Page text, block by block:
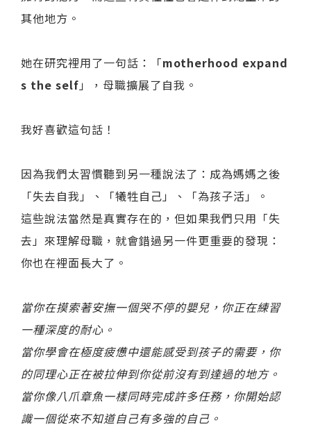
其他地方。
她在研究裡用了一句話：「motherhood expand
s the self 」，母職擴展了自我。
我好喜歡這句話！
因為我們太習慣聽到另一種說法了：成為媽媽之後
「失去自我」、「犧牲自己」、「為孩子活」。
這些說法當然是真實存在的，但如果我們只用「失
去」來理解母職，就會錯過另一件更重要的發現：
你也在裡面長大了。
當你在摸索著安撫一個哭不停的嬰兒，你正在練習
一種深度的耐心。
當你學會在極度疲憊中還能感受到孩子的需要，你
的同理心正在被拉伸到你從前沒有到達過的地方。
當你像八爪章魚一樣同時完成許多任務，你開始認
識一個從來不知道自己有多強的自己。